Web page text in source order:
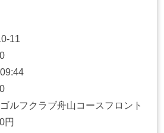
11
ルフクラブ舟山コースフロント
円